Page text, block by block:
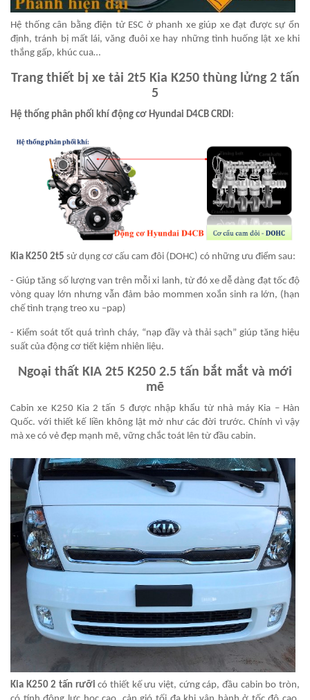
Hệ thống cân bằng điện tử ESC ở phanh xe giúp xe đạt được sự ổn
định, tránh bị mất lái, văng đuôi xe hay những tình huống lật xe khi
thắng gấp, khúc cua…
Trang thiết bị xe tải 2t5 Kia K250 thùng lửng 2 tấn
5
Hệ thống phân phối khí động cơ Hyundai D4CB CRDI:
Kia K250 2t5 sử dụng cơ cấu cam đôi (DOHC) có những ưu điểm sau:
- Giúp tăng số lượng van trên mỗi xi lanh, từ đó xe dễ dàng đạt tốc độ
vòng quay lớn nhưng vẫn đảm bảo mommen xoắn sinh ra lớn, (hạn
chế tình trạng treo xu –pap)
- Kiểm soát tốt quá trình cháy, “nạp đầy và thải sạch” giúp tăng hiệu
suất của động cơ tiết kiệm nhiên liệu.
Ngoại thất KIA 2t5 K250 2.5 tấn bắt mắt và mới
mẽ
Cabin xe K250 Kia 2 tấn 5 được nhập khẩu từ nhà máy Kia – Hàn
Quốc. với thiết kế liền không lật mở như các đời trước. Chính vì vậy
mà xe có vẻ đẹp mạnh mẽ, vững chắc toát lên từ đầu cabin.
Kia K250 2 tấn rưỡi có thiết kế ưu việt, cứng cáp, đầu cabin bo tròn,